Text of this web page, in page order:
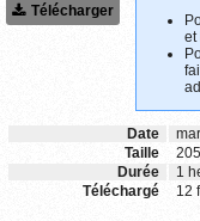
Télécharger
et
Date
Taille
Durée
1
Téléchargé
12